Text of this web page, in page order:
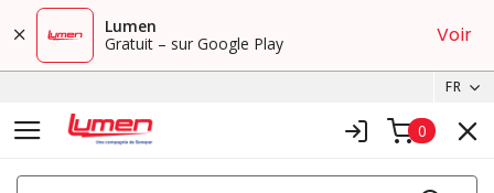
Lumen
Gratuit – sur Google Play
Voir
FR
0
PRODUITS